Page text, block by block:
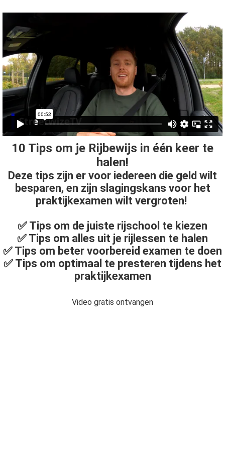
10 Tips om je Rijbewijs in één keer te
halen!
Deze tips zijn er voor iedereen die geld wilt
besparen, en zijn slagingskans voor het
praktijkexamen wilt vergroten!
✅ Tips om de juiste rijschool te kiezen
✅ Tips om alles uit je rijlessen te halen
✅ Tips om beter voorbereid examen te doen
✅ Tips om optimaal te presteren tijdens het
praktijkexamen
Video gratis ontvangen